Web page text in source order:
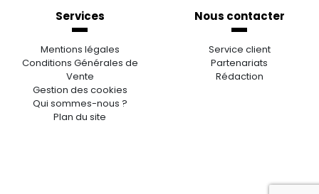
Services
Mentions légales
Conditions Générales de
Vente
Gestion des cookies
Qui sommes-nous ?
Plan du site
Nous contacter
Service client
Partenariats
Rédaction